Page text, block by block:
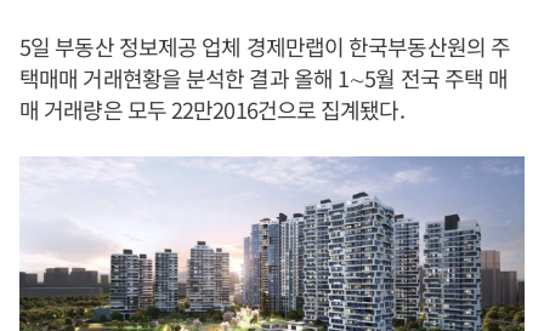
5일 부동산 정보제공 업체 경제만랩이 한국부동산원의 주
택매매 거래현황을 분석한 결과 올해 1∼5월 전국 주택 매
매 거래량은 모두 22만2016건으로 집계됐다.